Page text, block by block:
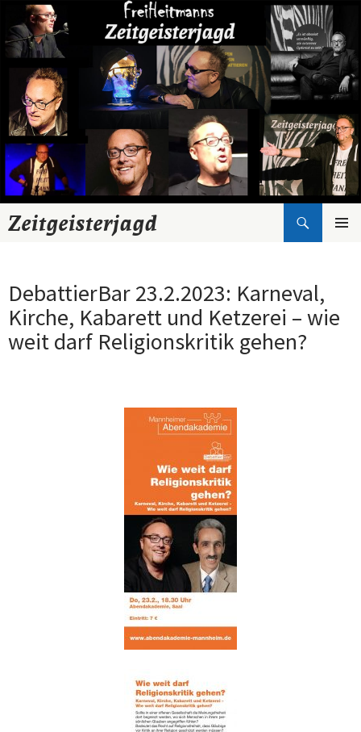
Zeitgeisterjagd
Suchen
Zum
DebattierBar 23.2.2023: Karneval,
Kirche, Kabarett und Ketzerei – wie
weit darf Religionskritik gehen?